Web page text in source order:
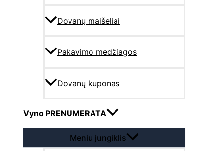
Dovanų maišeliai
Pakavimo medžiagos
Dovanų kuponas
Vyno PRENUMERATA
Meniu jungiklis